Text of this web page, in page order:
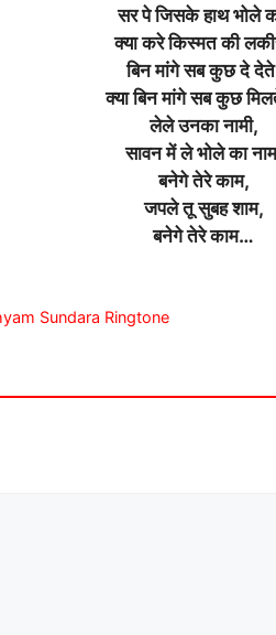
सर पे जिसके हाथ भोले
क्या करे किस्मत की
बिन मांगे सब कुछ दे
क्या बिन मांगे सब कुछ
लेले उनका नामी,
सावन में ले भोले का
बनेगे तेरे काम,
जपले तू सुबह शाम,
बनेगे तेरे काम…
Sundara Ringtone